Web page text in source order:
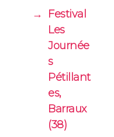
→
Festival
Les
Journée
s
Pétillant
es,
Barraux
(38)